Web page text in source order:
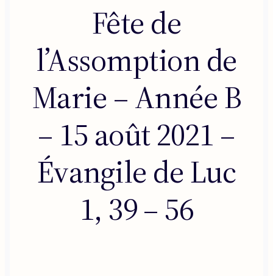
Fête de
l’Assomption de
Marie – Année B
– 15 août 2021 –
Évangile de Luc
1, 39 – 56